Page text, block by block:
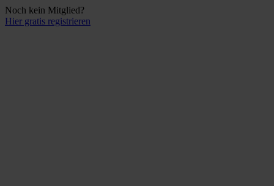
Noch kein Mitglied?
Hier gratis registrieren